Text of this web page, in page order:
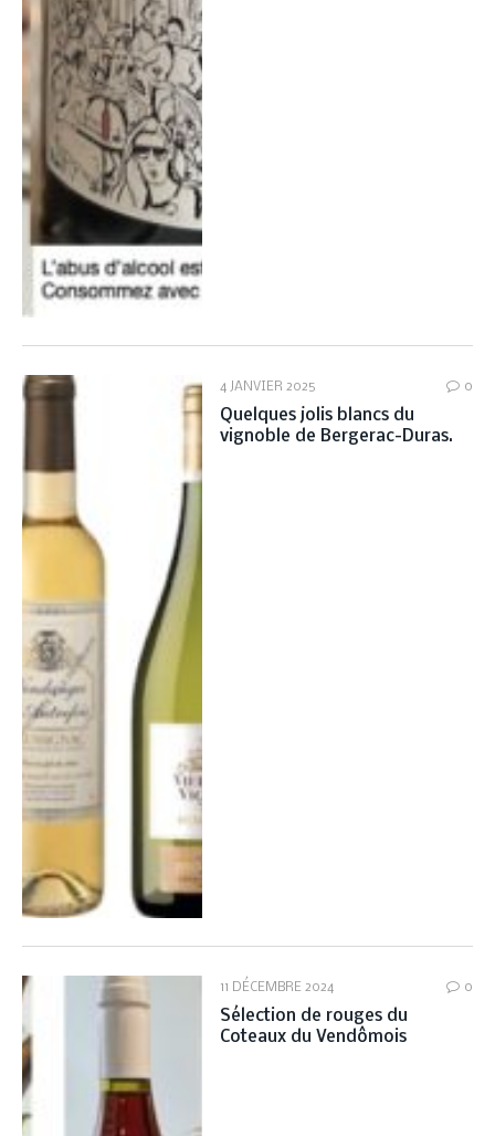
4 JANVIER 2025 0
Quelques jolis blancs du
vignoble de Bergerac-Duras.
11 DÉCEMBRE 2024 0
Sélection de rouges du
Coteaux du Vendômois